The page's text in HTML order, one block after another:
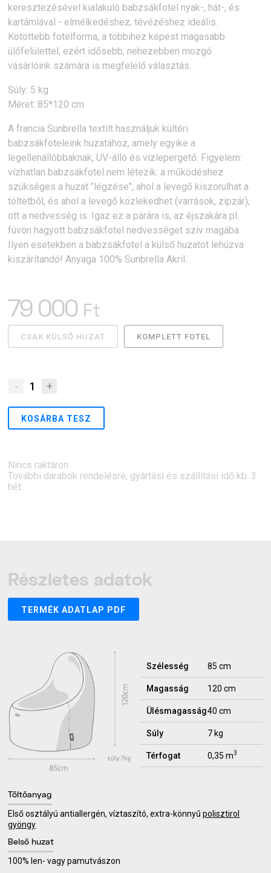
keresztezésével kialakuló babzsákfotel nyak-, hát-, és
kartámlával - elmélkedéshez, tévézéshez ideális.
Kötöttebb fotelforma, a többihez képest magasabb
ülőfelülettel, ezért idősebb, nehezebben mozgó
vásárlóink számára is megfelelő választás.
Súly: 5 kg
Méret: 85*120 cm
A francia Sunbrella textilt használjuk kültéri
babzsákfoteleink huzatához, amely egyike a
legellenállóbbaknak, UV-álló és vízlepergető. Figyelem:
vízhatlan babzsákfotel nem létezik: a működéshez
szükséges a huzat "légzése", ahol a levegő kiszorulhat a
töltetből, és ahol a levegő közlekedhet (varrások, zipzár),
ott a nedvesség is. Igaz ez a párára is, az éjszakára pl.
füvön hagyott babzsákfotel nedvességet szív magába.
Ilyen esetekben a babzsákfotel a külső huzatot lehúzva
kiszárítandó! Anyaga 100% Sunbrella Akril.
79 000 Ft
CSAK KÜLSŐ HUZAT KOMPLETT FOTEL
- 1 +
KOSÁRBA TESZ
Nincs raktáron.
További darabok rendelésre, gyártási és szállítási idő kb. 3
hét.
Részletes adatok
TERMÉK ADATLAP PDF
Szélesség 85 cm
Magasság 120 cm
Ülésmagasság40 cm
Súly 7 kg
Térfogat 0,35 m3
Töltőanyag
Első osztályú antiallergén, víztaszító, extra-könnyűpolisztirol
gyöngy
Belső huzat
100% len- vagy pamutvászon